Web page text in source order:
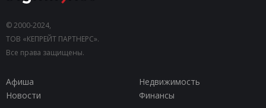
© 2000-2024,
ТОВ «КЕПРЕЙТ ПАРТНЕРС».
Все права защищены.
Афиша
Недвижимость
Новости
Финансы